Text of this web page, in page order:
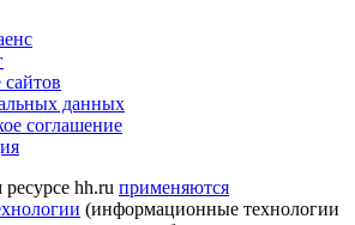
данных
соглашение
hh.ru применяются
(информационные технологии